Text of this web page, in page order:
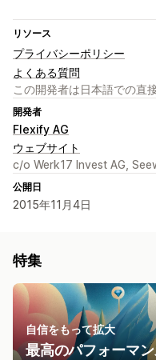
リソース
プライバシーポリシー
よくある質問
この開発者は日本語での直
開発者
Flexify AG
ウェブサイト
c/o Werk17 Invest AG,
公開日
2015年11月4日
特集
自信をもって拡大
最高のパフォーマ